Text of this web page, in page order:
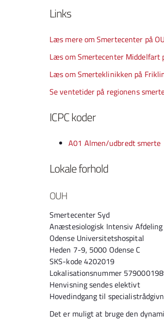
Links
Læs mere om Smertecenter på
Læs om Smertecenter Middelfart
Læs om Smerteklinikken på
Se ventetider på regionens
ICPC koder
A01 Almen/udbredt smerte
Lokale forhold
OUH
Smertecenter Syd
Anæstesiologisk Intensiv Afdeling
Odense Universitetshospital
Heden 7-9, 5000 Odense C
SKS-kode 4202019
Lokalisationsnummer
Henvisning sendes elektivt
Hovedindgang til
Det er muligt at bruge den